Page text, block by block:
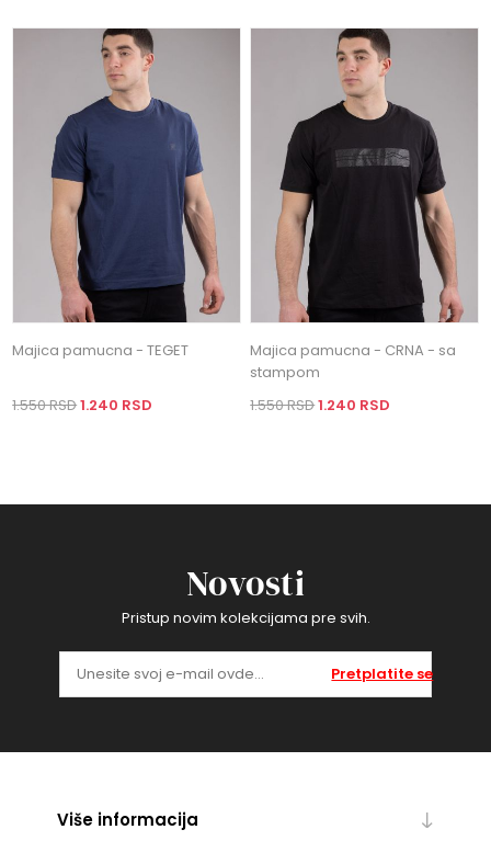
Majica pamucna - TEGET
1.550 RSD1.240 RSD
Majica pamucna - CRNA - sa
stampom
1.550 RSD1.240 RSD
Novosti
Pristup novim kolekcijama pre svih.
Pretplatite se
Više informacija